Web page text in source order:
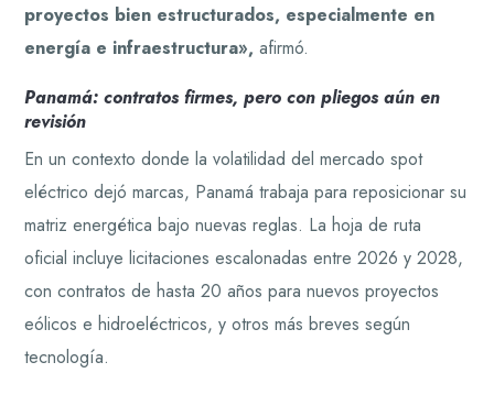
proyectos bien estructurados, especialmente en
energía e infraestructura», afirmó.
Panamá: contratos firmes, pero con pliegos aún en
revisión
En un contexto donde la volatilidad del mercado spot
eléctrico dejó marcas, Panamá trabaja para reposicionar su
matriz energética bajo nuevas reglas. La hoja de ruta
oficial incluye licitaciones escalonadas entre 2026 y 2028,
con contratos de hasta 20 años para nuevos proyectos
eólicos e hidroeléctricos, y otros más breves según
tecnología.